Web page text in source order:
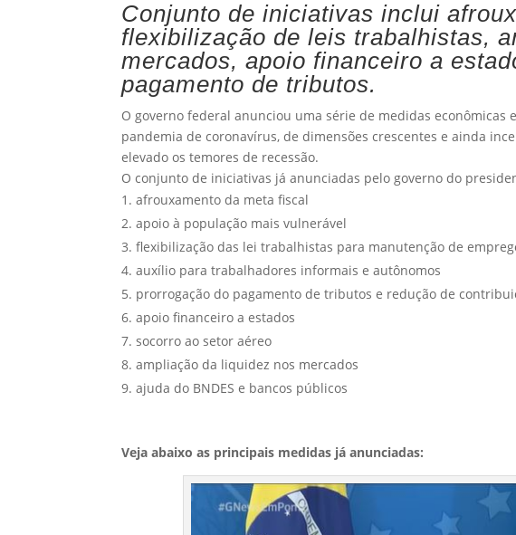
Conjunto de iniciativas inclui
flexibilização de leis trabalhistas,
mercados, apoio financeiro a
pagamento de tributos.
O governo federal anunciou uma série de medidas
pandemia de coronavírus, de dimensões crescentes e ainda
elevado os temores de recessão.
O conjunto de iniciativas já anunciadas pelo governo do
afrouxamento da meta fiscal
apoio à população mais vulnerável
flexibilização das lei trabalhistas para manutenção de
auxílio para trabalhadores informais e autônomos
prorrogação do pagamento de tributos e redução de
apoio financeiro a estados
socorro ao setor aéreo
ampliação da liquidez nos mercados
ajuda do BNDES e bancos públicos
Veja abaixo as principais medidas já anunciadas: